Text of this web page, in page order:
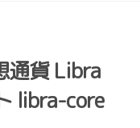
通貨 Libra
libra-core